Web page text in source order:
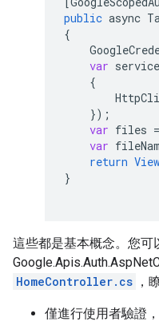
public async
{
var service
{
});
var files =
var
return View
}
這些都是基本概念。您可
HomeController.cs ，
僅進行使用者驗證